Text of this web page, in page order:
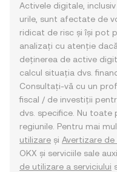
Activele digitale,
urile, sunt afectate de
ridicat de risc și își pot
analizați cu atenție
deținerea de active
calcul situația dvs.
Consultați-vă cu un
fiscal / de investiții
dvs. specifice. Nu
regiunile. Pentru mai
utilizare și Avertizare de
OKX și serviciile sale
de utilizare a serviciului